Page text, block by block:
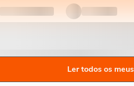
Ler todos os